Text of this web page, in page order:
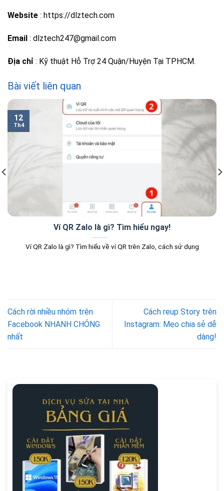
Website : https://dlztech.com
Email : dlztech247@gmail.com
Địa chỉ : Kỹ thuật Hỗ Trợ 24 Quận/Huyện Tại TPHCM.
Bài viết liên quan
Ví QR Zalo là gì? Tìm hiểu ngay!
Ví QR Zalo là gì? Tìm hiểu về ví QR trên Zalo, cách sử dụng
12
Th4
Cách rời nhiều nhóm trên
Facebook NHANH CHÓNG
nhất
Cách reup Story trên
Instagram: Mẹo chia sẻ dễ
dàng!